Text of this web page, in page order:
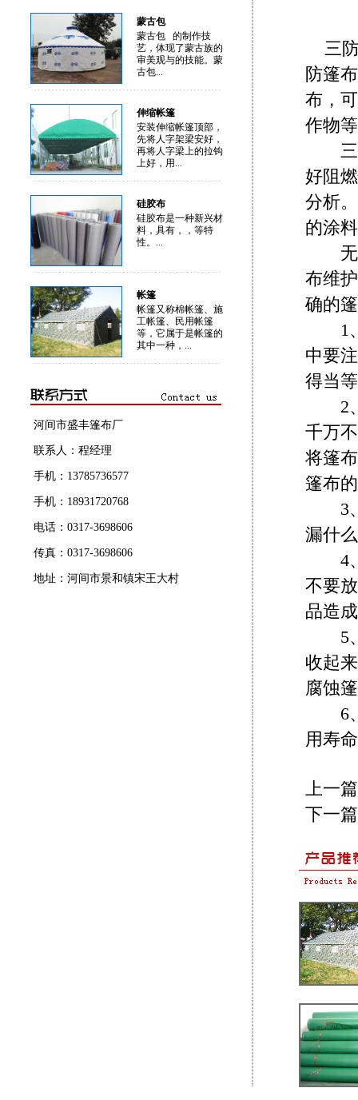
蒙古包
蒙古包 的制作技
艺，体现了蒙古族的
审美观与的技能。蒙
古包...
伸缩帐篷
安装伸缩帐篷顶部，
先将人字架梁安好，
再将人字梁上的拉钩
上好，用...
硅胶布
硅胶布是一种新兴材
料，具有，，等特
性。...
帐篷
帐篷又称棉帐篷、施
工帐篷、民用帐篷
等，它属于是帐篷的
其中一种，...
河间市盛丰篷布厂
联系人：程经理
手机：13785736577
手机：18931720768
电话：0317-3698606
传真：0317-3698606
地址：河间市景和镇宋王大村
三
防篷
布，
作物
三防
好阻
分析
的涂
无论
布维
确的
1、
中要
得当
2、
千万
将篷
篷布
3、
漏什
4、
不要
品造
5、
收起
腐蚀
6、
用寿
上一
下一